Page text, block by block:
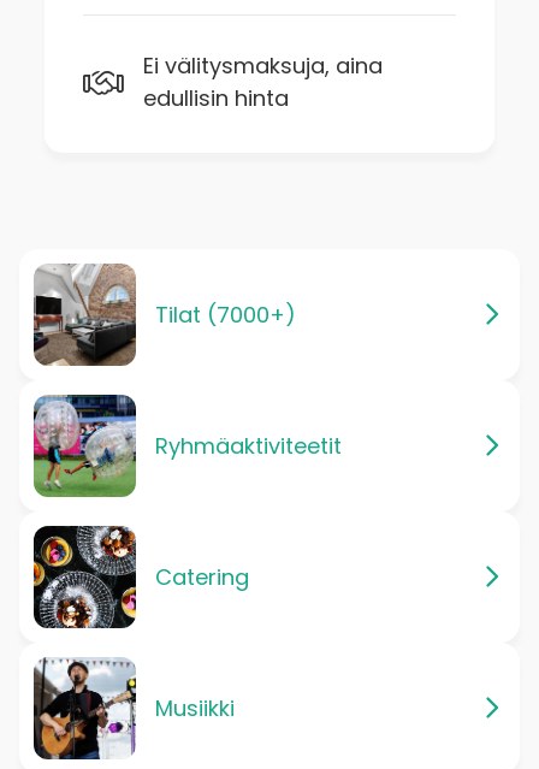
Ei välitysmaksuja, aina
edullisin hinta
Tilat (7000+)
Ryhmäaktiviteetit
Catering
Musiikki